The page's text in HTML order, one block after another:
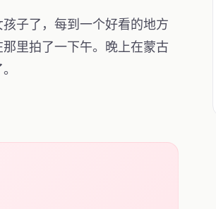
子了，每到一个好看的地方
里拍了一下午。晚上在蒙古